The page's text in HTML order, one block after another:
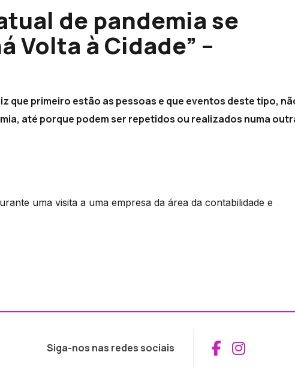
de pandemia se
Volta à Cidade” –
que primeiro estão as pessoas e que eventos deste tipo,
até porque podem ser repetidos ou realizados numa
uma visita a uma empresa da área da contabilidade e
Siga-nos nas redes sociais Aceder